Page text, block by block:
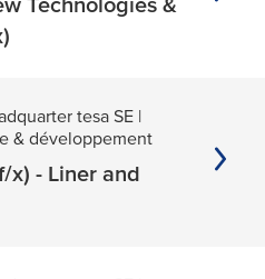
tesa SE |
& développement
x) - Liner and